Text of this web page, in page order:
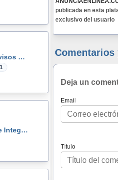
donavisos.pe Avisos Clasificados
Play In Dinámicas de Integración, Gymkanas, Eventos Corporativos
publicada en esta
exclusivo del usuario
Comentarios
Deja un
Email
Título